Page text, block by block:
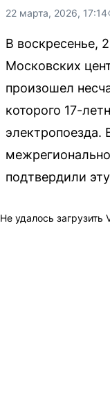
22 марта, 2026, 17:14
В воскресенье,
Московских
произошел
которого 17-
электропоезда.
подтвердили
Не удалось загрузить